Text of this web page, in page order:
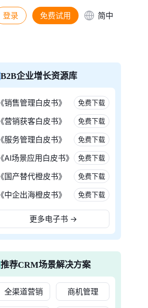
登录 免费试用 简中
B2B企业增长资源库
《销售管理白皮书》 免费下载
《营销获客白皮书》 免费下载
《服务管理白皮书》 免费下载
《AI场景应用白皮书》 免费下载
《国产替代橙皮书》 免费下载
《中企出海橙皮书》 免费下载
更多电子书 →
推荐CRM场景解决方案
全渠道营销 商机管理